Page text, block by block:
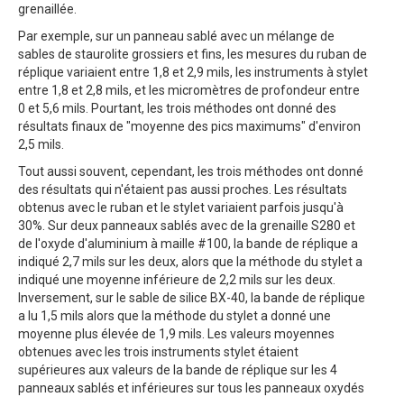
grenaillée.
Par exemple, sur un panneau sablé avec un mélange de
sables de staurolite grossiers et fins, les mesures du ruban de
réplique variaient entre 1,8 et 2,9 mils, les instruments à stylet
entre 1,8 et 2,8 mils, et les micromètres de profondeur entre
0 et 5,6 mils. Pourtant, les trois méthodes ont donné des
résultats finaux de "moyenne des pics maximums" d'environ
2,5 mils.
Tout aussi souvent, cependant, les trois méthodes ont donné
des résultats qui n'étaient pas aussi proches. Les résultats
obtenus avec le ruban et le stylet variaient parfois jusqu'à
30%. Sur deux panneaux sablés avec de la grenaille S280 et
de l'oxyde d'aluminium à maille #100, la bande de réplique a
indiqué 2,7 mils sur les deux, alors que la méthode du stylet a
indiqué une moyenne inférieure de 2,2 mils sur les deux.
Inversement, sur le sable de silice BX-40, la bande de réplique
a lu 1,5 mils alors que la méthode du stylet a donné une
moyenne plus élevée de 1,9 mils. Les valeurs moyennes
obtenues avec les trois instruments stylet étaient
supérieures aux valeurs de la bande de réplique sur les 4
panneaux sablés et inférieures sur tous les panneaux oxydés